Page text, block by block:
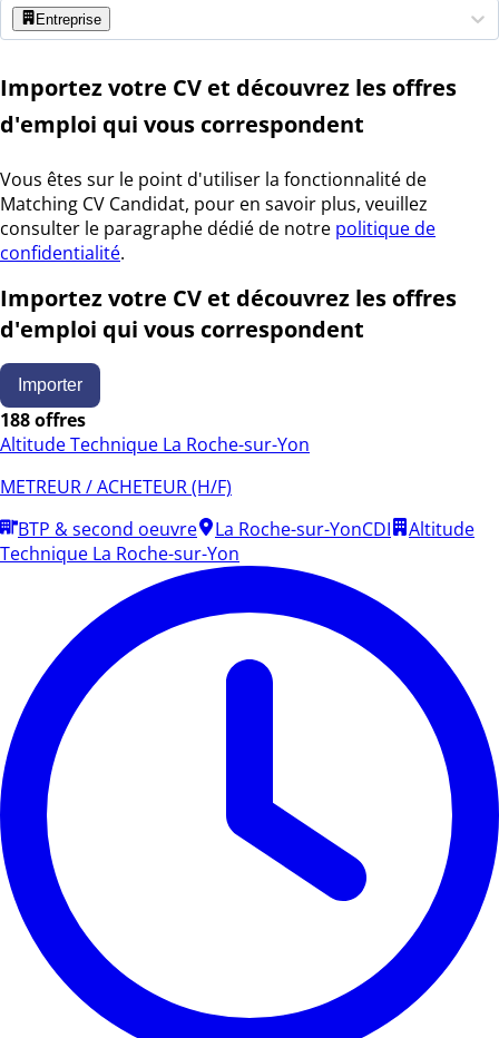
Entreprise
Importez votre CV et découvrez les offres
d'emploi qui vous correspondent
Vous êtes sur le point d'utiliser la fonctionnalité de
Matching CV Candidat, pour en savoir plus, veuillez
consulter le paragraphe dédié de notre politique de
confidentialité.
Importez votre CV et découvrez les offres
d'emploi qui vous correspondent
Importer
188 offres
Altitude Technique La Roche-sur-Yon
METREUR / ACHETEUR (H/F)
BTP & second oeuvre
La Roche-sur-YonCDI
Altitude
Technique La Roche-sur-Yon